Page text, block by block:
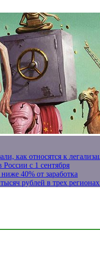
как относятся к
с 1 сентября
40% от заработка
рублей в трех